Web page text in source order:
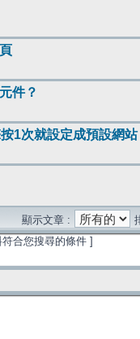
件？
1次就設定成預設網站
顯示文章 :
合您搜尋的條件 ]